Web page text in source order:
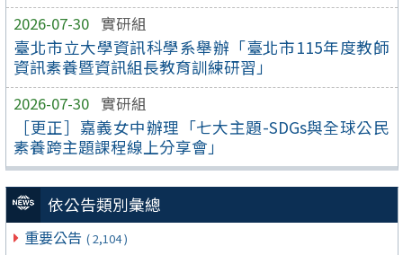
2026-07-30 實研組
臺北市立大學資訊科學系舉辦「臺北市115年度教師
資訊素養暨資訊組長教育訓練研習」
2026-07-30 實研組
［更正］嘉義女中辦理「七大主題-SDGs與全球公民
素養跨主題課程線上分享會」
依公告類別彙總
重要公告 ( 2,104 )